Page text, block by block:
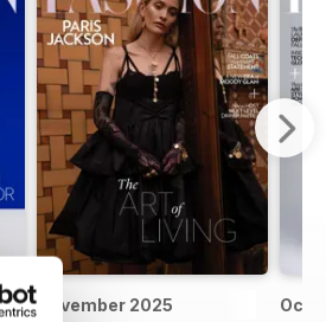
November 2025